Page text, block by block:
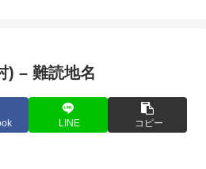
) – 難読地名
LINE コピー